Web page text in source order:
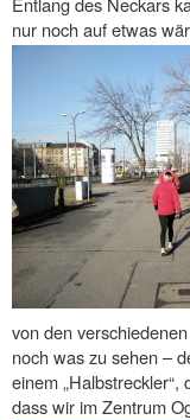
nur noch auf etwas
von den
noch was zu sehen –
einem
dass wir im Zentrum